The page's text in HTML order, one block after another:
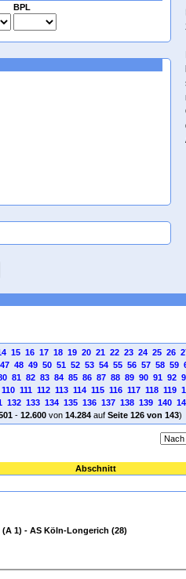
BPL
15 16 17 18 19 20 21 22 23 24 25 26
47 48 49 50 51 52 53 54 55 56 57 58 59
81 82 83 84 85 86 87 88 89 90 91 92
110 111 112 113 114 115 116 117 118 119
132 133 134 135 136 137 138 139 140
- 12.600von 14.284auf Seite 126 von 143)
Abschnitt
1) - AS Köln-Longerich (28)